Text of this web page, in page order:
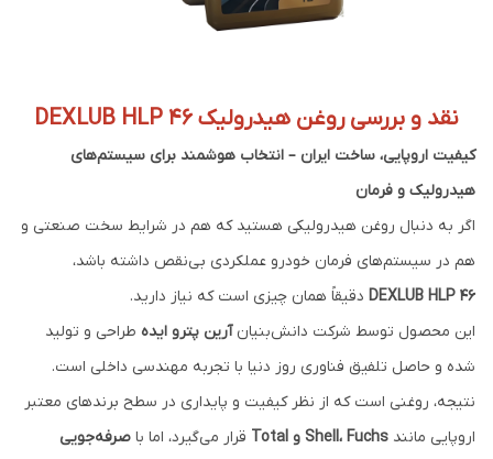
نقد و بررسی روغن هیدرولیک DEXLUB HLP 46
کیفیت اروپایی، ساخت ایران – انتخاب هوشمند برای سیستم‌های
هیدرولیک و فرمان
اگر به دنبال روغن هیدرولیکی هستید که هم در شرایط سخت صنعتی و
هم در سیستم‌های فرمان خودرو عملکردی بی‌نقص داشته باشد،
DEXLUB HLP 46 دقیقاً همان چیزی است که نیاز دارید.
این محصول توسط شرکت دانش‌بنیانآرین پترو ایده طراحی و تولید
شده و حاصل تلفیق فناوری روز دنیا با تجربه مهندسی داخلی است.
نتیجه، روغنی است که از نظر کیفیت و پایداری در سطح برندهای معتبر
اروپایی مانند Shell، Fuchs و Total قرار می‌گیرد، اما با صرفه‌جویی